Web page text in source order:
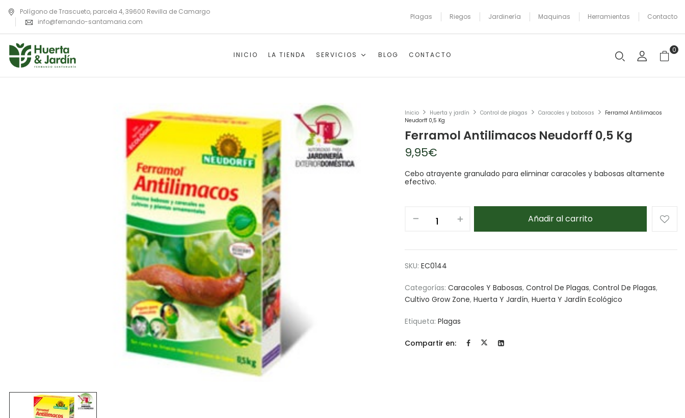
Polígono de Trascueto, parcela 4, 39600 Revilla de Camargo
info@fernando-santamaria.com
Plagas Riegos Jardinería Maquinas Herramientas Contacto
INICIO LA TIENDA SERVICIOS BLOG CONTACTO
0
Inicio Huerta y jardín Control de plagas Caracoles y babosas
Ferramol Antilimacos
Neudorff 0,5 Kg
Ferramol Antilimacos Neudorff 0,5 Kg
9,95€
Cebo atrayente granulado para eliminar caracoles y babosas altamente
efectivo.
Añadir al carrito
SKU: EC0144
Categorías: Caracoles Y Babosas, Control De Plagas, Control De Plagas,
Cultivo Grow Zone, Huerta Y Jardín, Huerta Y Jardín Ecológico
Etiqueta: Plagas
Compartir en: